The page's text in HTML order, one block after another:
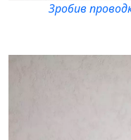
Зробив